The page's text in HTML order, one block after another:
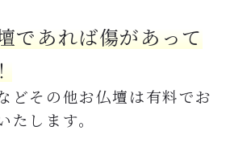
であれば傷があって
どその他お仏壇は有料でお
たします。